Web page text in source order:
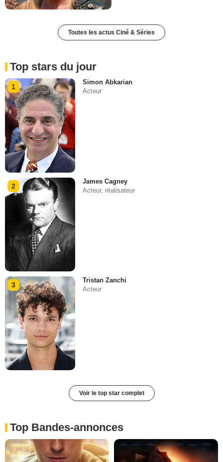
Toutes les actus Ciné & Séries
Top stars du jour
1
Simon Abkarian
Acteur
2
James Cagney
Acteur, réalisateur
3
Tristan Zanchi
Acteur
Voir le top star complet
Top Bandes-annonces